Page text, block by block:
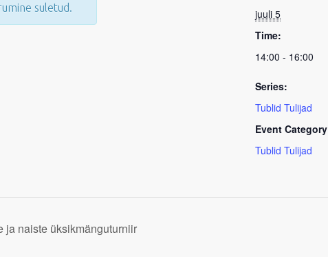
suletud.
juuli 5
Time:
14:00 - 16:00
Series:
Tublid Tulijad
Event
Tublid Tulijad
ja naiste üksikmänguturniir